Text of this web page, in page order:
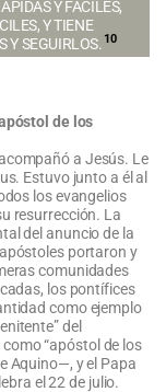
Y FÁCILES,
Y TIENE
Y SEGUIRLOS. 10
de los
a Jesús. Le
Estuvo junto a él al
los evangelios
resurrección. La
del anuncio de la
portaron y
comunidades
los pontífices
como ejemplo
del
“apóstol de los
Aquino—, y el Papa
el 22 de julio.